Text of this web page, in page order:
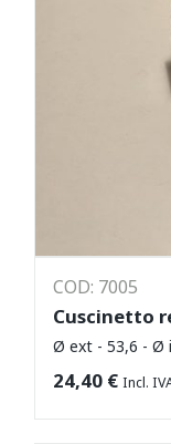
COD: 7005
Cuscinetto
Ø ext - 53,6 - Ø
24,40 € Incl.